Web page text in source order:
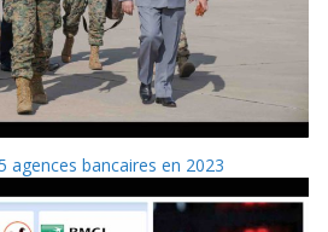
agences bancaires en 2023